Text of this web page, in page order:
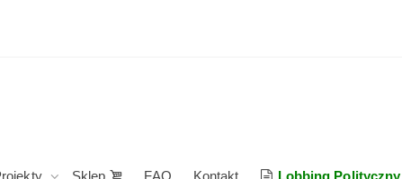
Sklep FAQ Kontakt Lobbing Polityczny